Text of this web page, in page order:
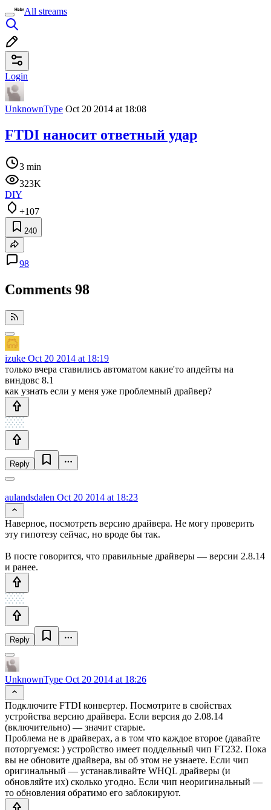
All streams
Login
UnknownType Oct 20 2014 at 18:08
FTDI наносит ответный удар
3 min
323K
DIY
+107
240
98
Comments 98
izuke Oct 20 2014 at 18:19
только вчера ставились автоматом какие'то апдейты на
виндовс 8.1
как узнать если у меня уже проблемный драйвер?
Reply
aulandsdalen Oct 20 2014 at 18:23
Наверное, посмотреть версию драйвера. Не могу проверить
эту гипотезу сейчас, но вроде бы так.
В посте говорится, что правильные драйверы — версии 2.8.14
и ранее.
Reply
UnknownType Oct 20 2014 at 18:26
Подключите FTDI конвертер. Посмотрите в свойствах
устройства версию драйвера. Если версия до 2.08.14
(включительно) — значит старые.
Проблема не в драйверах, а в том что каждое второе (давайте
поторгуемся: ) устройство имеет поддельный чип FT232. Пока
вы не обновите драйвера, вы об этом не узнаете. Если чип
оригинальный — устанавливайте WHQL драйверы (и
обновляйте их) сколько угодно. Если чип неоригинальный —
то обновления обратимо его заблокируют.